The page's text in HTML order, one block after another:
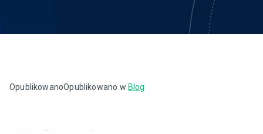
OpublikowanoOpublikowano w Blog